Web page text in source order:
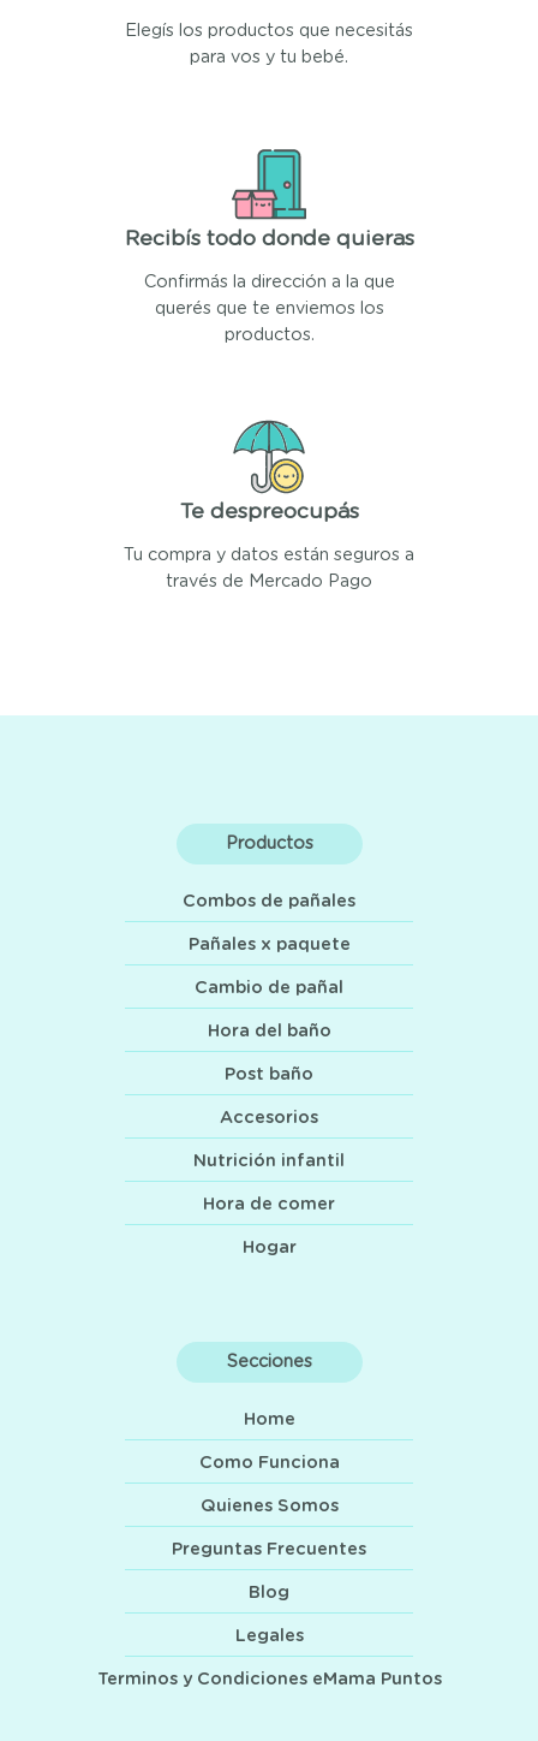
Elegís los productos que necesitás
para vos y tu bebé.
Recibís todo donde quieras
Confirmás la dirección a la que
querés que te enviemos los
productos.
Te despreocupás
Tu compra y datos están seguros a
través de Mercado Pago
Productos
Combos de pañales
Pañales x paquete
Cambio de pañal
Hora del baño
Post baño
Accesorios
Nutrición infantil
Hora de comer
Hogar
Secciones
Home
Como Funciona
Quienes Somos
Preguntas Frecuentes
Blog
Legales
Terminos y Condiciones eMama Puntos